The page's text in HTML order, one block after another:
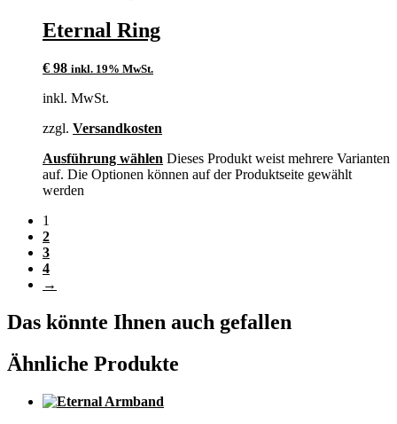
Eternal Ring
€ 98 inkl. 19% MwSt.
inkl. MwSt.
zzgl. Versandkosten
Ausführung wählen Dieses Produkt weist mehrere Varianten
auf. Die Optionen können auf der Produktseite gewählt
werden
1
2
3
4
→
Das könnte Ihnen auch gefallen
Ähnliche Produkte